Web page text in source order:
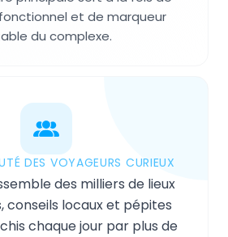
et de marqueur
du complexe.
DES VOYAGEURS CURIEUX
des milliers de lieux
conseils locaux et pépites
chaque jour par plus de